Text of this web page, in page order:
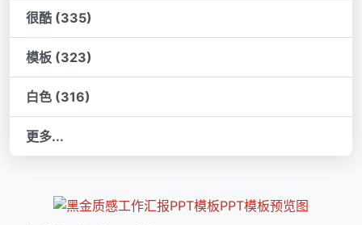
很酷 (335)
模板 (323)
白色 (316)
更多...